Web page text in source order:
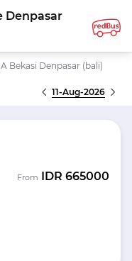
Denpasar
Bekasi Denpasar (bali)
11-Aug-2026
From IDR 665000